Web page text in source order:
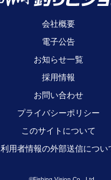
会社概要
電子公告
お知らせ一覧
採用情報
お問い合わせ
プライバシーポリシー
このサイトについて
利用者情報の外部送信につい